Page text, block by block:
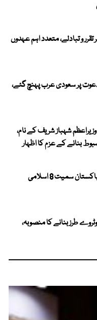
و تبادلے، متعدد اہم عہدوں
پر سعودی عرب پہنچ گئے،
شہباز شریف کے نام،
بنانے کے عزم کا اظہار
غزہ میں اسرائیلی کارروائیوں پر پاکستان سمیت 8 اسلامی
طرز بنانے کا منصوبہ،